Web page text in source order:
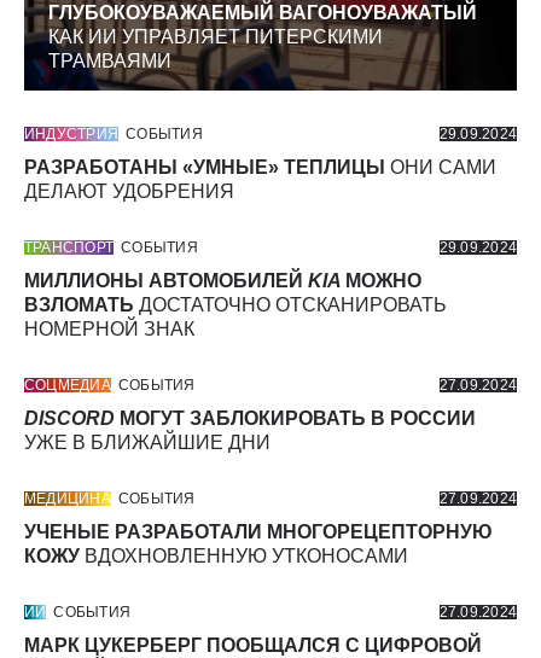
ГЛУБОКОУВАЖАЕМЫЙ ВАГОНОУВАЖАТЫЙ
КАК ИИ УПРАВЛЯЕТ ПИТЕРСКИМИ
ТРАМВАЯМИ
ИНДУСТРИЯ СОБЫТИЯ 29.09.2024
РАЗРАБОТАНЫ «УМНЫЕ» ТЕПЛИЦЫ ОНИ САМИ
ДЕЛАЮТ УДОБРЕНИЯ
ТРАНСПОРТ СОБЫТИЯ 29.09.2024
МИЛЛИОНЫ АВТОМОБИЛЕЙ KIA МОЖНО
ВЗЛОМАТЬ ДОСТАТОЧНО ОТСКАНИРОВАТЬ
НОМЕРНОЙ ЗНАК
СОЦМЕДИА СОБЫТИЯ 27.09.2024
DISCORD МОГУТ ЗАБЛОКИРОВАТЬ В РОССИИ
УЖЕ В БЛИЖАЙШИЕ ДНИ
МЕДИЦИНА СОБЫТИЯ 27.09.2024
УЧЕНЫЕ РАЗРАБОТАЛИ МНОГОРЕЦЕПТОРНУЮ
КОЖУ ВДОХНОВЛЕННУЮ УТКОНОСАМИ
ИИ СОБЫТИЯ 27.09.2024
МАРК ЦУКЕРБЕРГ ПООБЩАЛСЯ С ЦИФРОВОЙ